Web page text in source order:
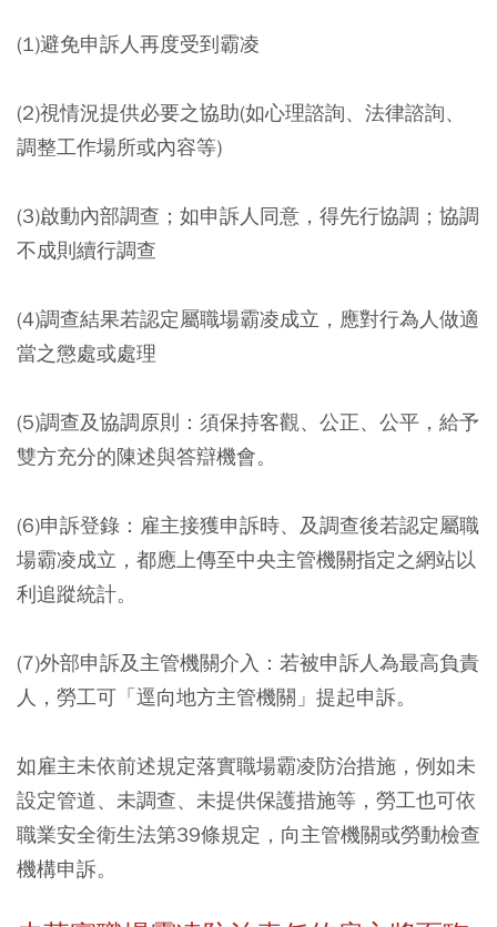
(1)避免申訴人再度受到霸凌
(2)視情況提供必要之協助(如心理諮詢、法律諮詢、
調整工作場所或內容等)
(3)啟動內部調查；如申訴人同意，得先行協調；協調
不成則續行調查
(4)調查結果若認定屬職場霸凌成立，應對行為人做適
當之懲處或處理
(5)調查及協調原則：須保持客觀、公正、公平，給予
雙方充分的陳述與答辯機會。
(6)申訴登錄：雇主接獲申訴時、及調查後若認定屬職
場霸凌成立，都應上傳至中央主管機關指定之網站以
利追蹤統計。
(7)外部申訴及主管機關介入：若被申訴人為最高負責
人，勞工可「逕向地方主管機關」提起申訴。
如雇主未依前述規定落實職場霸凌防治措施，例如未
設定管道、未調查、未提供保護措施等，勞工也可依
職業安全衛生法第39條規定，向主管機關或勞動檢查
機構申訴。